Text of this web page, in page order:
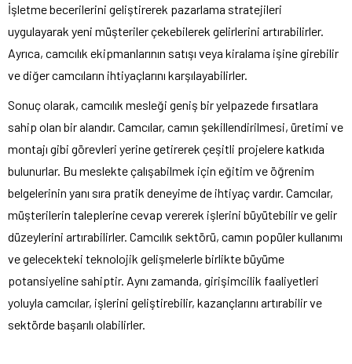
İşletme becerilerini geliştirerek pazarlama stratejileri
uygulayarak yeni müşteriler çekebilerek gelirlerini artırabilirler.
Ayrıca, camcılık ekipmanlarının satışı veya kiralama işine girebilir
ve diğer camcıların ihtiyaçlarını karşılayabilirler.
Sonuç olarak, camcılık mesleği geniş bir yelpazede fırsatlara
sahip olan bir alandır. Camcılar, camın şekillendirilmesi, üretimi ve
montajı gibi görevleri yerine getirerek çeşitli projelere katkıda
bulunurlar. Bu meslekte çalışabilmek için eğitim ve öğrenim
belgelerinin yanı sıra pratik deneyime de ihtiyaç vardır. Camcılar,
müşterilerin taleplerine cevap vererek işlerini büyütebilir ve gelir
düzeylerini artırabilirler. Camcılık sektörü, camın popüler kullanımı
ve gelecekteki teknolojik gelişmelerle birlikte büyüme
potansiyeline sahiptir. Aynı zamanda, girişimcilik faaliyetleri
yoluyla camcılar, işlerini geliştirebilir, kazançlarını artırabilir ve
sektörde başarılı olabilirler.